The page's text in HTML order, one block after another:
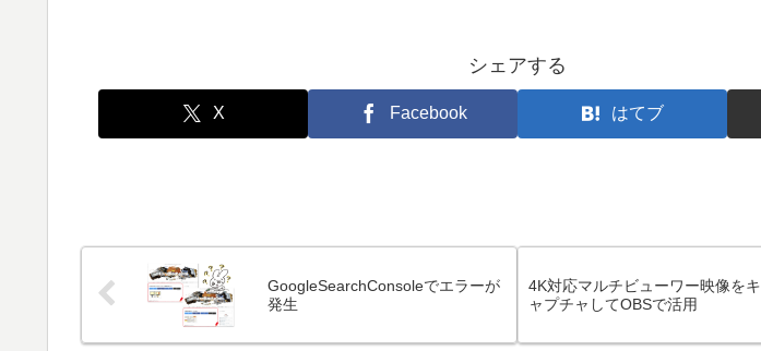
シェアする
X Facebook はてブ
GoogleSearchConsoleでエラーが
発生
4K対応マルチビューワー映像をキ
ャプチャしてOBSで活用